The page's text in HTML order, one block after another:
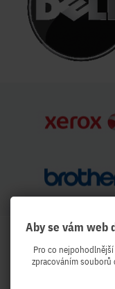
Aby se vám web
Pro co
zpracováním